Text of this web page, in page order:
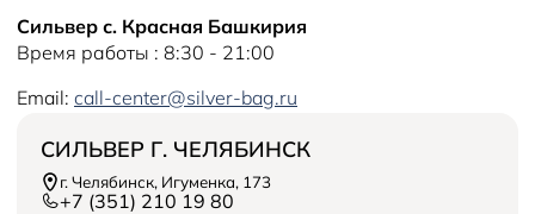
ПОКУПАТЕЛЯМ
Кредит
Корпоративным клиентам
Оригинальные аксессуары
Solaris Страхование
Solaris Забота
Плати частями
Запасные части
Гарантия
Руководства
Помощь на дорогах
Контакты
Информация о дилере
Новости
Сильвер с. Красная Башкирия
Время работы : 8:30 - 21:00
Email: call-center@silver-bag.ru
СИЛЬВЕР Г. ЧЕЛЯБИНСК
г. Челябинск, Игуменка, 173
+7 (351) 210 19 80